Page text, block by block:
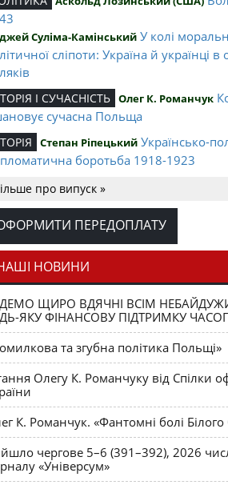
Суліма-Камінський У колі
сліпоти: Україна й українці в
І СУЧАСНІСТЬ Олег К. Романчук
сучасна Польща
Степан Ріпецький Українсько-
боротьба 1918-1923
НАЦІЇ Оксана Захарчук
ВИДАННЯ Юрій Щербак Opus
К. Романчука
К. Романчука
РЕДАКЦІЙНЕ Олег К. Романчук
як уособлення української
про випуск »
ПЕРЕДОПЛАТУ
НОВИНИ
ЩИРО ВДЯЧНІ ВСІМ
ЯКУ ФІНАНСОВУ ПІДТРИМКУ
та згубна політика Польщі»
Олегу К. Романчуку від Спілки
К. Романчук. «Фантомні болі
чергове 5–6 (391–392), 2026
«Універсум»